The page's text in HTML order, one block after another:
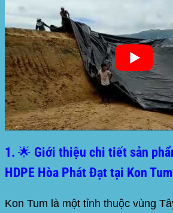
1. 🌟 Giới thiệu chi tiết sản
HDPE Hòa Phát Đạt tại Kon Tum
Kon Tum là một tỉnh thuộc vùng